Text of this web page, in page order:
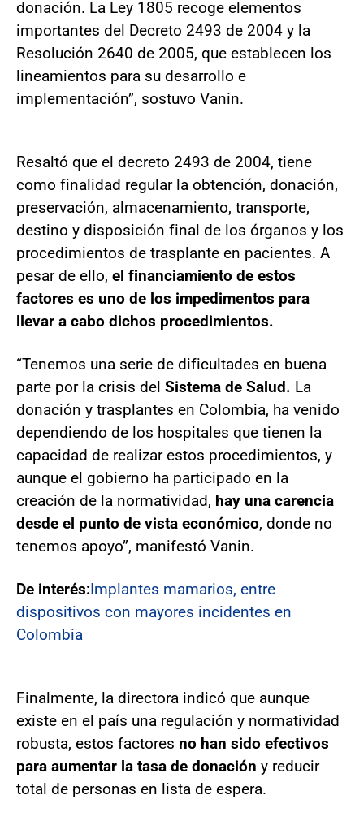
donación. La Ley 1805 recoge elementos
importantes del Decreto 2493 de 2004 y la
Resolución 2640 de 2005, que establecen los
lineamientos para su desarrollo e
implementación”, sostuvo Vanin.
Resaltó que el decreto 2493 de 2004, tiene
como finalidad regular la obtención, donación,
preservación, almacenamiento, transporte,
destino y disposición final de los órganos y los
procedimientos de trasplante en pacientes. A
pesar de ello, el financiamiento de estos
factores es uno de los impedimentos para
llevar a cabo dichos procedimientos.
“Tenemos una serie de dificultades en buena
parte por la crisis del Sistema de Salud. La
donación y trasplantes en Colombia, ha venido
dependiendo de los hospitales que tienen la
capacidad de realizar estos procedimientos, y
aunque el gobierno ha participado en la
creación de la normatividad, hay una carencia
desde el punto de vista económico, donde no
tenemos apoyo”, manifestó Vanin.
De interés:Implantes mamarios, entre
dispositivos con mayores incidentes en
Colombia
Finalmente, la directora indicó que aunque
existe en el país una regulación y normatividad
robusta, estos factores no han sido efectivos
para aumentar la tasa de donación y reducir
total de personas en lista de espera.